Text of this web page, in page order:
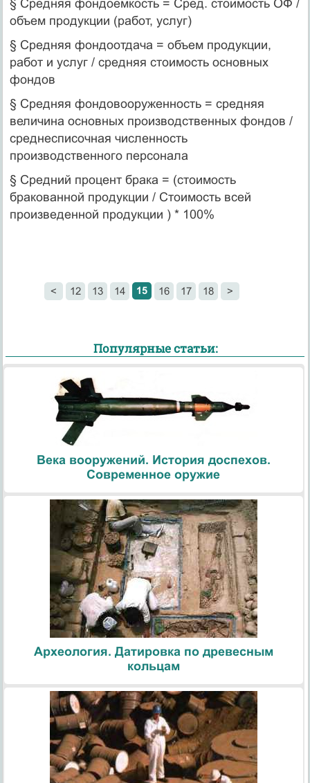
§ Средняя фондоемкость = Сред. стоимость ОФ /
объем продукции (работ, услуг)
§ Средняя фондоотдача = объем продукции,
работ и услуг / средняя стоимость основных
фондов
§ Средняя фондовооруженность = средняя
величина основных производственных фондов /
среднесписочная численность
производственного персонала
§ Средний процент брака = (стоимость
бракованной продукции / Стоимость всей
произведенной продукции ) * 100%
< 12 13 14 15 16 17 18 >
Популярные статьи:
Века вооружений. История доспехов.
Современное оружие
Археология. Датировка по древесным
кольцам